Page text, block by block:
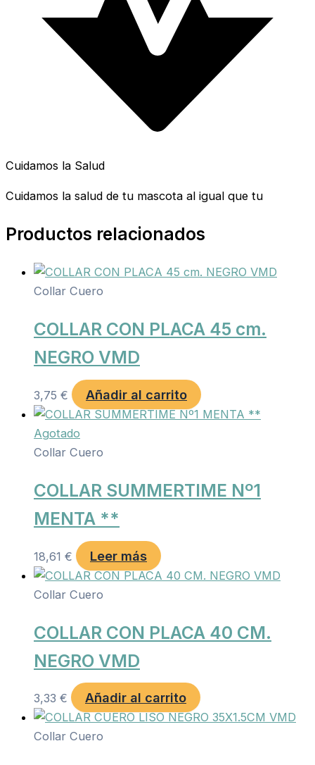
Cuidamos la Salud
Cuidamos la salud de tu mascota al igual que tu
Productos relacionados
Collar Cuero
COLLAR CON PLACA 45 cm.
NEGRO VMD
3,75 € Añadir al carrito
Agotado
Collar Cuero
COLLAR SUMMERTIME Nº1
MENTA **
18,61 € Leer más
Collar Cuero
COLLAR CON PLACA 40 CM.
NEGRO VMD
3,33 € Añadir al carrito
Collar Cuero